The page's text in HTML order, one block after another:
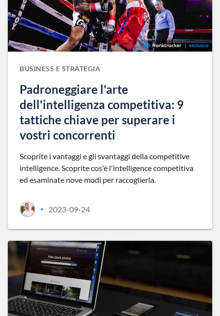
BUSINESS E STRATEGIA
Padroneggiare l'arte
dell'intelligenza competitiva: 9
tattiche chiave per superare i
vostri concorrenti
Scoprite i vantaggi e gli svantaggi della competitive
intelligence. Scoprite cos'è l'intelligence competitiva
ed esaminate nove modi per raccoglierla.
• 2023-09-24